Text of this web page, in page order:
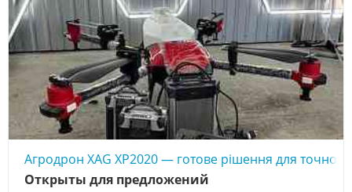
Агродрон XAG XP2020 — готове рішення для
Открыты для предложений